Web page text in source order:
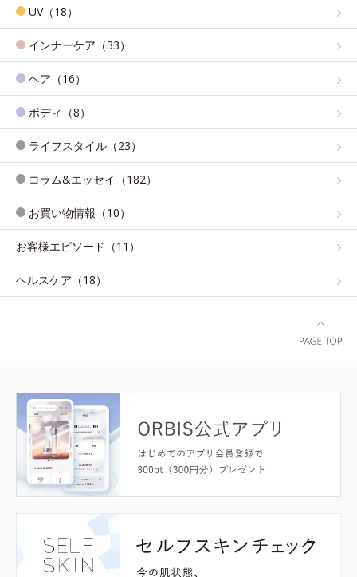
UV（18）
インナーケア（33）
ヘア（16）
ボディ（8）
ライフスタイル（23）
コラム&エッセイ（182）
お買い物情報（10）
お客様エピソード（11）
ヘルスケア（18）